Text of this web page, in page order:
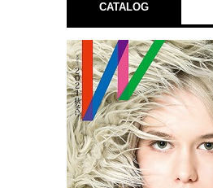
CATALOG